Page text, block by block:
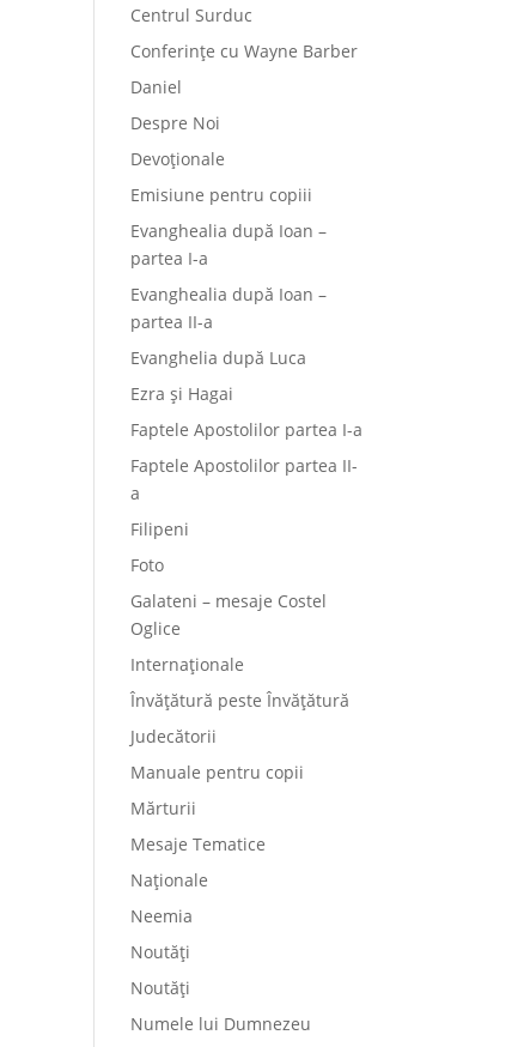
Centrul Surduc
Conferințe cu Wayne Barber
Daniel
Despre Noi
Devoționale
Emisiune pentru copiii
Evanghealia după Ioan –
partea I-a
Evanghealia după Ioan –
partea II-a
Evanghelia după Luca
Ezra și Hagai
Faptele Apostolilor partea I-a
Faptele Apostolilor partea II-
a
Filipeni
Foto
Galateni – mesaje Costel
Oglice
Internaționale
Învățătură peste Învățătură
Judecătorii
Manuale pentru copii
Mărturii
Mesaje Tematice
Naționale
Neemia
Noutăți
Noutăți
Numele lui Dumnezeu